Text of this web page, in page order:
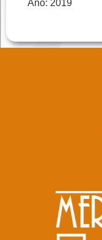
Ano: 2019